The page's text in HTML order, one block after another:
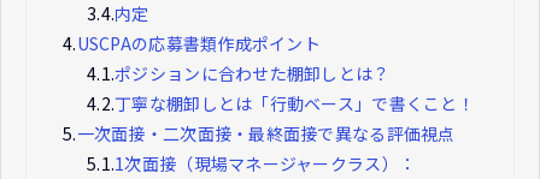
3.4.内定
4.USCPAの応募書類作成ポイント
4.1.ポジションに合わせた棚卸しとは？
4.2.丁寧な棚卸しとは「行動ベース」で書くこと！
5.一次面接・二次面接・最終面接で異なる評価視点
5.1.1次面接（現場マネージャークラス）：